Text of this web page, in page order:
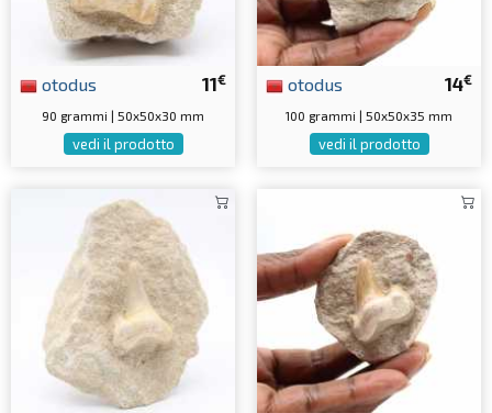
11€
otodus
90 grammi | 50x50x30 mm
vedi il prodotto
14€
otodus
100 grammi | 50x50x35 mm
vedi il prodotto